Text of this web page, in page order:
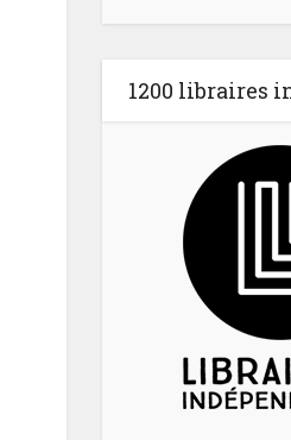
1200 libraires